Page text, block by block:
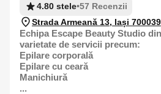
4.80 stele•57 Recenzii
Strada Armeană 13, Iași 700039
Echipa Escape Beauty Studio
varietate de servicii precum:
Epilare corporală
Epilare cu ceară
Manichiură
...